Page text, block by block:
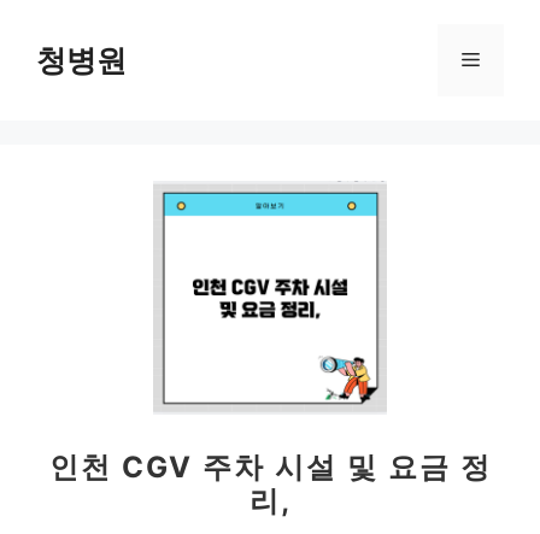
청병원 메
인천 CGV 주차 시설 및 요금 정
리,